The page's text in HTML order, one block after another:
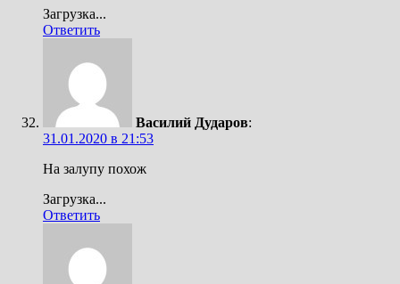
Загрузка...
Ответить
Василий Дударов:
31.01.2020 в 21:53
На залупу похож
Загрузка...
Ответить